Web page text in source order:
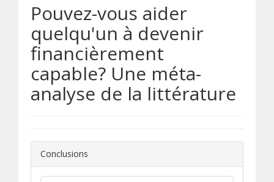
Pouvez-vous aider
quelqu'un à devenir
financièrement
capable? Une méta-
analyse de la littérature
Conclusions